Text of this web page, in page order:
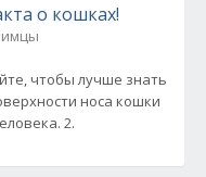
о кошках!
чтобы лучше знать
уникален, как отпечаток пальца человека. 2.